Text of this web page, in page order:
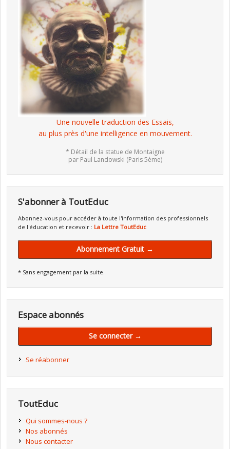
Une nouvelle traduction des Essais,
au plus près d'une intelligence en mouvement.
* Détail de la statue de Montaigne
par Paul Landowski (Paris 5ème)
S'abonner à ToutEduc
Abonnez-vous pour accéder à toute l'information des professionnels
de l'éducation et recevoir : La Lettre ToutEduc
Abonnement Gratuit →
* Sans engagement par la suite.
Espace abonnés
Se connecter →
Se réabonner
ToutEduc
Qui sommes-nous ?
Nos abonnés
Nous contacter